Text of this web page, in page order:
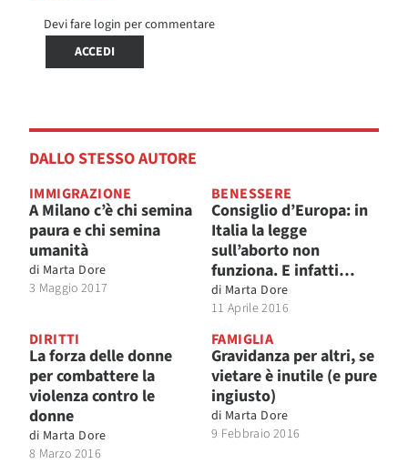
Devi fare login per commentare
ACCEDI
DALLO STESSO AUTORE
IMMIGRAZIONE
A Milano c’è chi semina
paura e chi semina
umanità
di Marta Dore
3 Maggio 2017
BENESSERE
Consiglio d’Europa: in
Italia la legge
sull’aborto non
funziona. E infatti…
di Marta Dore
11 Aprile 2016
DIRITTI
La forza delle donne
per combattere la
violenza contro le
donne
di Marta Dore
8 Marzo 2016
FAMIGLIA
Gravidanza per altri, se
vietare è inutile (e pure
ingiusto)
di Marta Dore
9 Febbraio 2016